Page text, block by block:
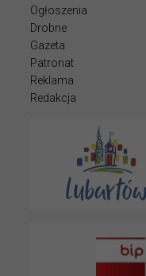
Ogłoszenia
Drobne
Gazeta
Patronat
Reklama
Redakcja